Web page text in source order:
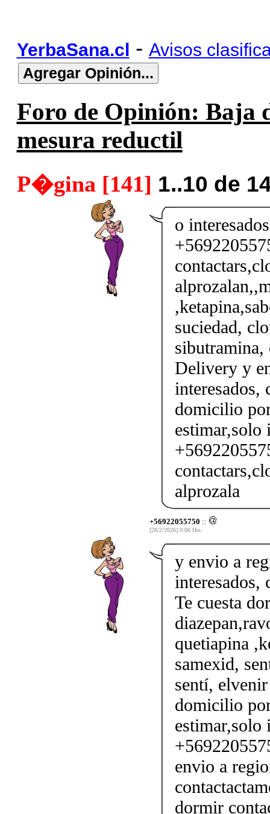
YerbaSana.cl - Avisos
Foro de Opinión: Baja
mesura reductil
P�gina [141] 1..10 de
o
suciedad,
Delivery y
interesados,
domicilio
estimar,solo
alprozala
+56922055750 ::
[28/2/2026] 0:06 Hrs.
y envio a
interesados,
Te cuesta
quetiapina
samexid,
sentí,
domicilio
estimar,solo
envio a
dormir